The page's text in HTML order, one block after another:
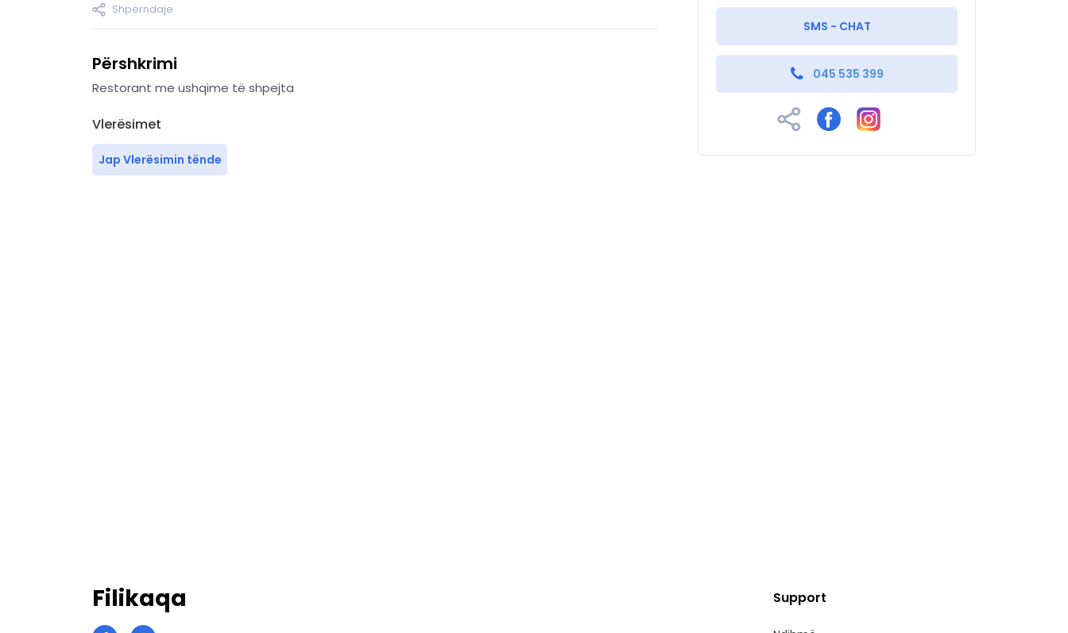
Shpërndaje
Përshkrimi
Restorant me ushqime të shpejta
Vlerësimet
Jap Vlerësimin tënde
SMS - CHAT
045 535 399
Filikaqa Support